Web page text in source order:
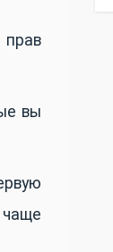
вы
чаще